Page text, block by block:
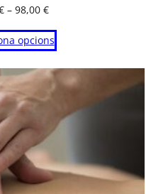
– 98,00 €Interval
preus:
a
98,00 €
opcions